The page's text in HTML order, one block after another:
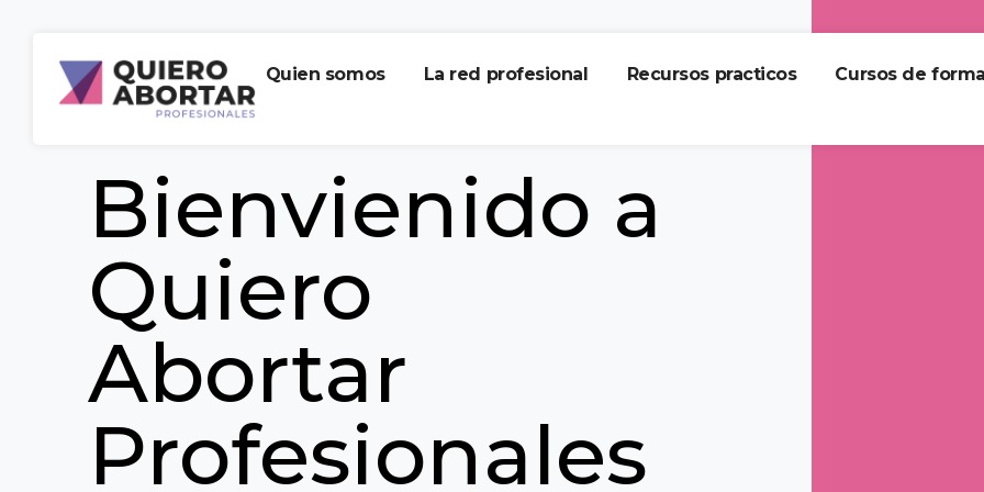
Quien somos La red profesional Recursos practicos Cursos de
Bienvienido a
Quiero
Abortar
Profesionales